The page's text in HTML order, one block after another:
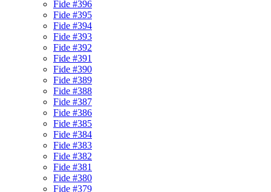
Fide #396
Fide #395
Fide #394
Fide #393
Fide #392
Fide #391
Fide #390
Fide #389
Fide #388
Fide #387
Fide #386
Fide #385
Fide #384
Fide #383
Fide #382
Fide #381
Fide #380
Fide #379